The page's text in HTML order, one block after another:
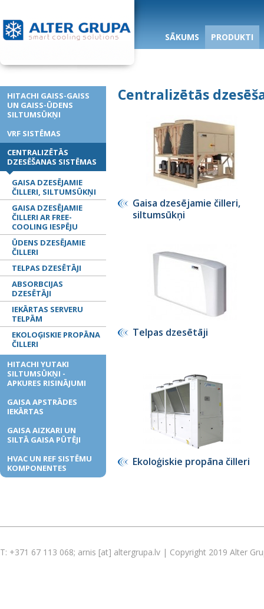
SĀKUMS PRODUKTI
HITACHI GAISS-GAISS
UN GAISS-ŪDENS
SILTUMSŪKŅI
VRF SISTĒMAS
CENTRALIZĒTĀS
DZESĒŠANAS SISTĒMAS
GAISA DZESĒJAMIE
ČILLERI, SILTUMSŪKŅI
GAISA DZESĒJAMIE
ČILLERI AR FREE-
COOLING IESPĒJU
ŪDENS DZESĒJAMIE
ČILLERI
TELPAS DZESĒTĀJI
ABSORBCIJAS
DZESĒTĀJI
IEKĀRTAS SERVERU
TELPĀM
EKOLOĢISKIE PROPĀNA
ČILLERI
HITACHI YUTAKI
SILTUMSŪKŅI -
APKURES RISINĀJUMI
GAISA APSTRĀDES
IEKĀRTAS
GAISA AIZKARI UN
SILTĀ GAISA PŪTĒJI
HVAC UN REF SISTĒMU
KOMPONENTES
Centralizētās
Gaisa dzesējamie čilleri,
siltumsūkņi
Telpas dzesētāji
Ekoloģiskie propāna čilleri
T: +371 67 113 068; arnis [at] altergrupa.lv | Copyright 2019 Alter